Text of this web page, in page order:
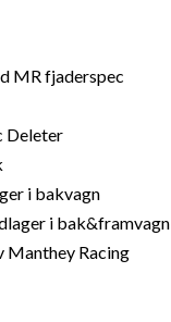
MR fjaderspec
Deleter
i bakvagn
i bak&framvagn
Manthey Racing